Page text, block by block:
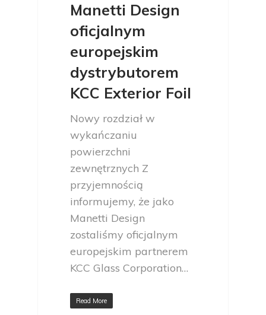
Manetti Design
oficjalnym
europejskim
dystrybutorem
KCC Exterior Foil
Nowy rozdział w
wykańczaniu
powierzchni
zewnętrznych Z
przyjemnością
informujemy, że jako
Manetti Design
zostaliśmy oficjalnym
europejskim partnerem
KCC Glass Corporation…
Read More